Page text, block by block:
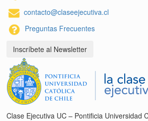
contacto@claseejecutiva.cl
Preguntas Frecuentes
Inscríbete al Newsletter
Clase Ejecutiva UC – Pontificia Universidad